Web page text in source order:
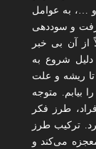
…، به عوامل
و سوددهی
از آن بی خبر
دلیل شروع به
تا ریشه و علت
بیابم. متوجه
طرز فکر
ترکیب طرز
می‌کند و